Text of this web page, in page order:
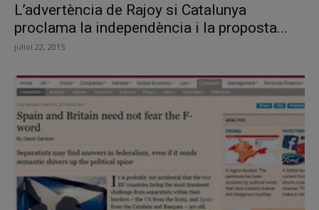
L’advertència de Rajoy si Catalunya
proclama la independència i la proposta...
juliol 22, 2015